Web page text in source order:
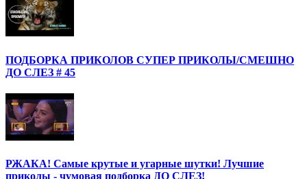
ПОДБОРКА ПРИКОЛОВ СУПЕР ПРИКОЛЫ/СМЕШНО
ДО СЛЕЗ # 45
РЖАКА! Самые крутые и угарные шутки! Лучшие
приколы - чумовая подборка ДО СЛЕЗ!